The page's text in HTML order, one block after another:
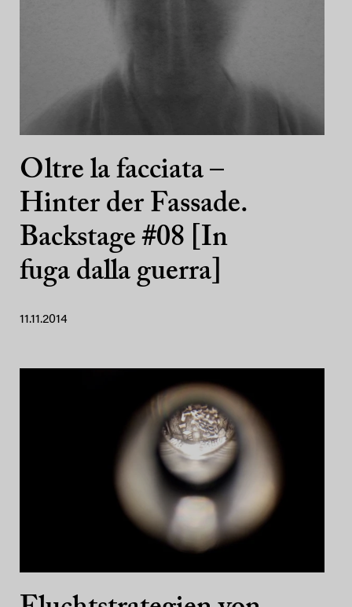
Oltre la facciata –
Hinter der Fassade.
Backstage #08 [In
fuga dalla guerra]
11.11.2014